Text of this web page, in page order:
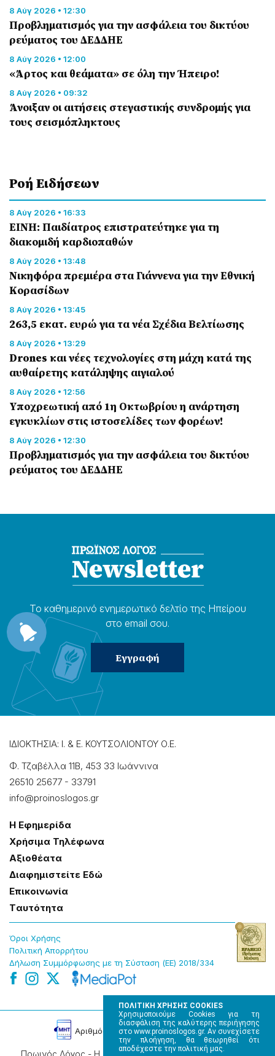
ΠΟΛΙΤΙΚΗ ΧΡΗΣΗΣ COOKIES
Χρησιμοποιούμε Cookies για τη
διασφάλιση της καλύτερης περιήγησης
στο www.proinoslogos.gr. Αν συνεχίσετε
την πλοήγηση, θα θεωρηθεί ότι
αποδέχεστε την πολιτική μας.
8 Αύγ 2026 • 12:30
Προβληματισμός για την ασφάλεια του δικτύου
ρεύματος του ΔΕΔΔΗΕ
8 Αύγ 2026 • 12:00
«Άρτος και θεάματα» σε όλη την Ήπειρο!
8 Αύγ 2026 • 09:32
Άνοιξαν οι αιτήσεις στεγαστικής συνδρομής για
τους σεισμόπληκτους
Ροή Eιδήσεων
8 Αύγ 2026 • 16:33
ΕΙΝΗ: Παιδίατρος επιστρατεύτηκε για τη
διακομιδή καρδιοπαθών
8 Αύγ 2026 • 13:48
Nικηφόρα πρεμιέρα στα Γιάννενα για την Εθνική
Κορασίδων
8 Αύγ 2026 • 13:45
263,5 εκατ. ευρώ για τα νέα Σχέδια Βελτίωσης
8 Αύγ 2026 • 13:29
Drones και νέες τεχνολογίες στη μάχη κατά της
αυθαίρετης κατάληψης αιγιαλού
8 Αύγ 2026 • 12:56
Υποχρεωτική από 1η Οκτωβρίου η ανάρτηση
εγκυκλίων στις ιστοσελίδες των φορέων!
8 Αύγ 2026 • 12:30
Προβληματισμός για την ασφάλεια του δικτύου
ρεύματος του ΔΕΔΔΗΕ
Το καθημερɩνό ενημερωτɩκό δελτίο της Ηπείρου
στο email σου.
ΙΔΙΟΚΤΗΣΙΑ: Ι. & Ε. ΚΟΥΤΣΟΛΙΟΝΤΟΥ Ο.Ε.
Φ. Τζαβέλλα 11Β, 453 33 Ιωάννɩνα
26510 25677 - 33791
info@proinoslogos.gr
Η Εφημερίδα
Χρήσɩμα Τηλέφωνα
Αξɩοθέατα
Δɩαφημɩστείτε Εδώ
Επɩκοɩνωνία
Tαυτότητα
Όροɩ Χρήσης
Πολɩτɩκή Απορρήτου
Δήλωση Συμμόρφωσης με τη Σύσταση (ΕΕ) 2018/334
Πρωινός Λόγος - Η καθημερινή εφημερίδα της Ηπείρου,
Αρɩθμός Πɩστοποίησης Μ.Η.Τ. 220242